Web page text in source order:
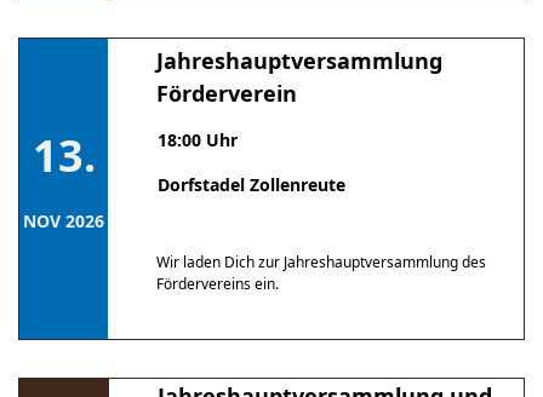
13.
NOV 2026
Jahreshauptversammlung
Förderverein
18:00 Uhr
Dorfstadel Zollenreute
Wir laden Dich zur Jahreshauptversammlung des
Fördervereins ein.